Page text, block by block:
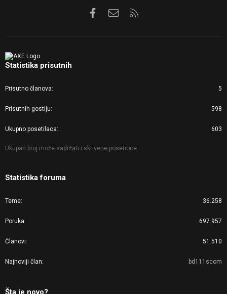
FacebookKontaktirajte nas
Statistika prisutnih
Prisutno članova 5
Prisutnih gostiju 598
Ukupno posetilaca 603
Ukupan broj može sadržati i skrivene posetioce.
Statistika foruma
Teme 36.258
Poruka 697.957
Članovi 51.510
Najnoviji član bd111scom
Šta je novo?